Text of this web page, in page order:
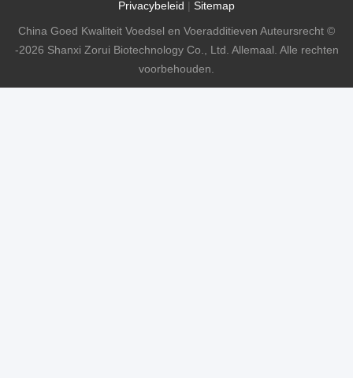
Privacybeleid | Sitemap
China Goed Kwaliteit Voedsel en Voeradditieven Auteursrecht ©
-2026 Shanxi Zorui Biotechnology Co., Ltd. Allemaal. Alle rechten
voorbehouden.